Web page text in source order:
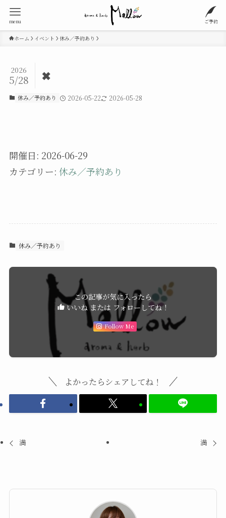
ご予約
menu
ホーム イベント 休み／予約あり
✖
2026
5/28
休み／予約あり 2026-05-22 2026-05-28
開催日: 2026-06-29
カテゴリー: 休み／予約あり
休み／予約あり
この記事が気に入ったら
いいね または フォローしてね！
Follow Me
よかったらシェアしてね！
満 満